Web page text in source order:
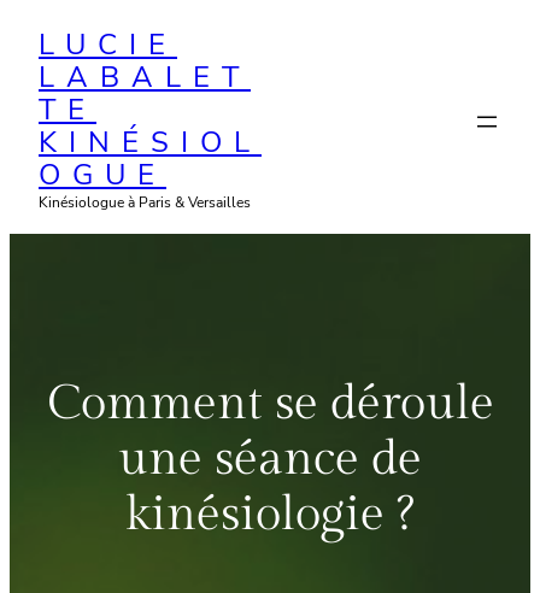
contenu
LUCIE
LABALET
TE
KINÉSIOL
OGUE
Kinésiologue à Paris & Versailles
Comment se déroule
une séance de
kinésiologie ?